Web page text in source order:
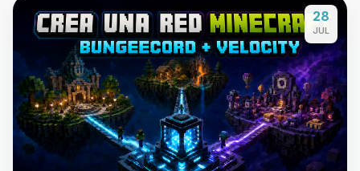
28
JUL